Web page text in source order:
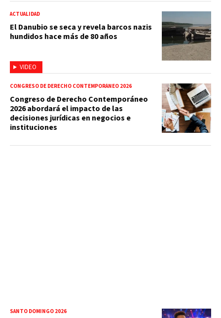
VIDEO
ACTUALIDAD
El Danubio se seca y revela barcos nazis
hundidos hace más de 80 años
CONGRESO DE DERECHO CONTEMPORÁNEO 2026
Congreso de Derecho Contemporáneo
2026 abordará el impacto de las
decisiones jurídicas en negocios e
instituciones
SANTO DOMINGO 2026